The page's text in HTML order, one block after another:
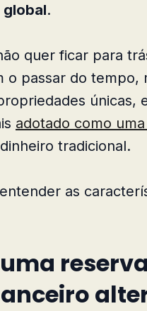
global.
quer ficar para
o passar do tempo,
únicas,
adotado como
tradicional.
as
uma